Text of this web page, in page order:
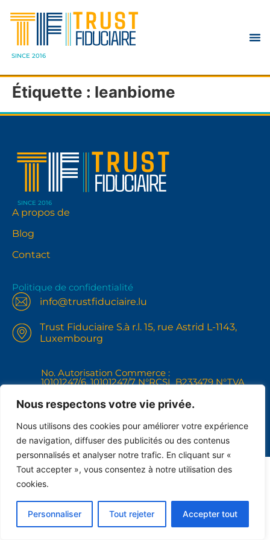
Nous respectons votre vie privée.
Nous utilisons des cookies pour améliorer votre expérience
de navigation, diffuser des publicités ou des contenus
personnalisés et analyser notre trafic. En cliquant sur «
Tout accepter », vous consentez à notre utilisation des
cookies.
Personnaliser Tout rejeter Accepter tout
SINCE 2016
Étiquette : leanbiome
SINCE 2016
A propos de
Blog
Contact
Politique de confidentialité
info@trustfiduciaire.lu
Trust Fiduciaire S.à r.l. 15, rue Astrid L-1143,
Luxembourg
No. Autorisation Commerce :
10101247/6, 10101247/7 N°RCSL B233479 N°TVA
+352691102148